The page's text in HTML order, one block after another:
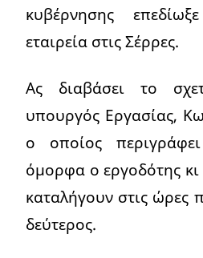
κυβέρνησης
εταιρεία στις Σέρρες.
Ας διαβάσει το
υπουργός Εργασίας,
ο οποίος
όμορφα ο εργοδότης
καταλήγουν στις ώρες
δεύτερος.